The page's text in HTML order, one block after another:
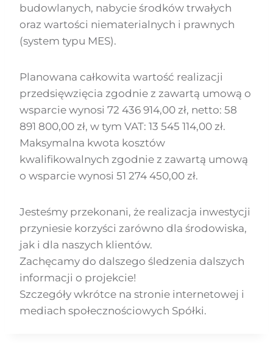
budowlanych, nabycie środków trwałych
oraz wartości niematerialnych i prawnych
(system typu MES).
Planowana całkowita wartość realizacji
przedsięwzięcia zgodnie z zawartą umową o
wsparcie wynosi 72 436 914,00 zł, netto: 58
891 800,00 zł, w tym VAT: 13 545 114,00 zł.
Maksymalna kwota kosztów
kwalifikowalnych zgodnie z zawartą umową
o wsparcie wynosi 51 274 450,00 zł.
Jesteśmy przekonani, że realizacja inwestycji
przyniesie korzyści zarówno dla środowiska,
jak i dla naszych klientów.
Zachęcamy do dalszego śledzenia dalszych
informacji o projekcie!
Szczegóły wkrótce na stronie internetowej i
mediach społecznościowych Spółki.